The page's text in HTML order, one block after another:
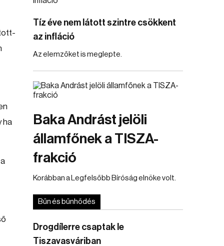
ha
Tíz éve nem látott szintre csökkent
az infláció
Az elemzőket is meglepte.
Baka Andrást jelöli
államfőnek a TISZA-
frakció
Korábban a Legfelsőbb Bíróság elnöke volt.
Bűn és bűnhődés
Drogdílerre csaptak le
Tiszavasváriban